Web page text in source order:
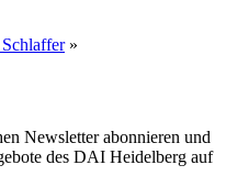
»
Newsletter abonnieren und
des DAI Heidelberg auf